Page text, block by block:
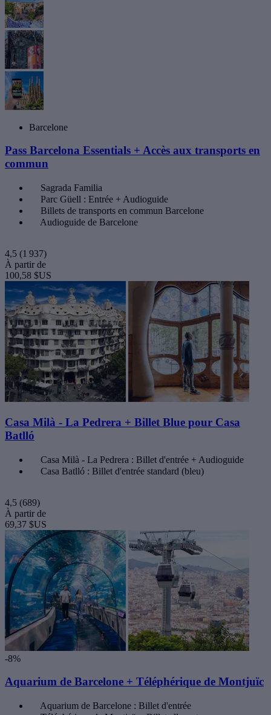
Barcelone
Pass Barcelona Essentials + Accès aux transports en
commun
Sagrada Familia
Parc Güell : Entrée + Audioguide
Billets de transports en commun Barcelone
Audioguide de Barcelone
4,5 (1 937)
À partir de
100,58 $US
Casa Milà - La Pedrera + Billet Blue pour Casa
Batlló
Casa Milà - La Pedrera : Billet d'entrée + Audioguide
Casa Batlló : Billet d'entrée standard (bleu)
4,5 (689)
À partir de
69,37 $US
-8%
Aquarium de Barcelone + Téléphérique de Montjuïc
Aquarium de Barcelone : Billet d'entrée